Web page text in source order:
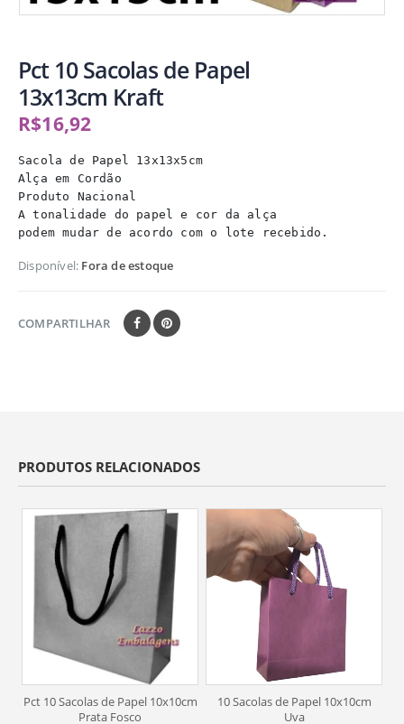
Pct 10 Sacolas de Papel
13x13cm Kraft
R$16,92
Sacola de Papel 13x13x5cm
Alça em Cordão
Produto Nacional
A tonalidade do papel e cor da alça
podem mudar de acordo com o lote recebido.
Disponível: Fora de estoque
COMPARTILHAR
PRODUTOS RELACIONADOS
Pct 10 Sacolas de Papel 10x10cm
Prata Fosco
10 Sacolas de Papel 10x10cm
Uva